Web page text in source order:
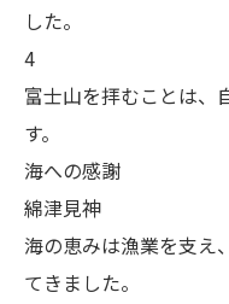
した。
4
富士山を拝むことは、
す。
海への感謝
綿津見神
海の恵みは漁業を支え
てきました。